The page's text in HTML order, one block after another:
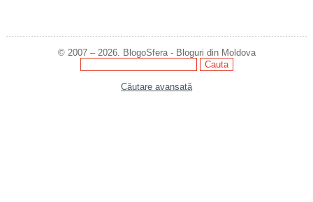
© 2007 – 2026. BlogoSfera - Bloguri din Moldova
Căutare avansată